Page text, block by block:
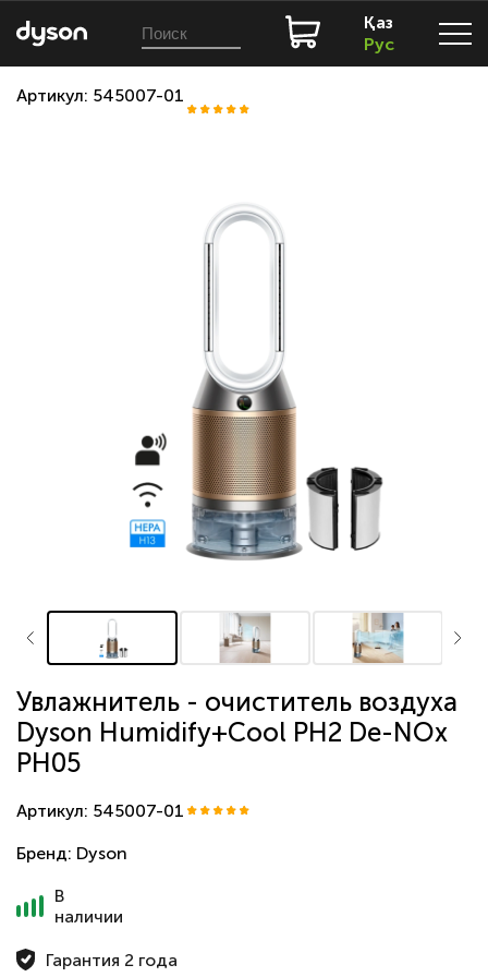
Қаз
Рус
Артикул: 545007-01
Увлажнитель - очиститель воздуха
Dyson Humidify+Cool PH2 De-NOx
PH05
Артикул: 545007-01
Бренд: Dyson
В
наличии
Гарантия 2 года